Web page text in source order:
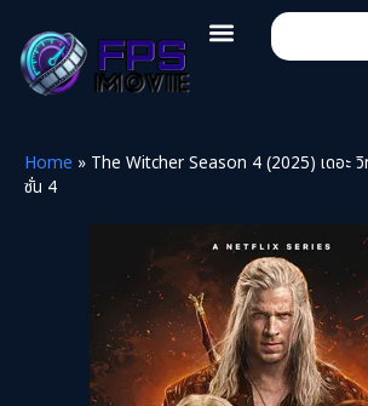
Home » The Witcher Season 4 (2025) เดอะ วิ
ซั่น 4